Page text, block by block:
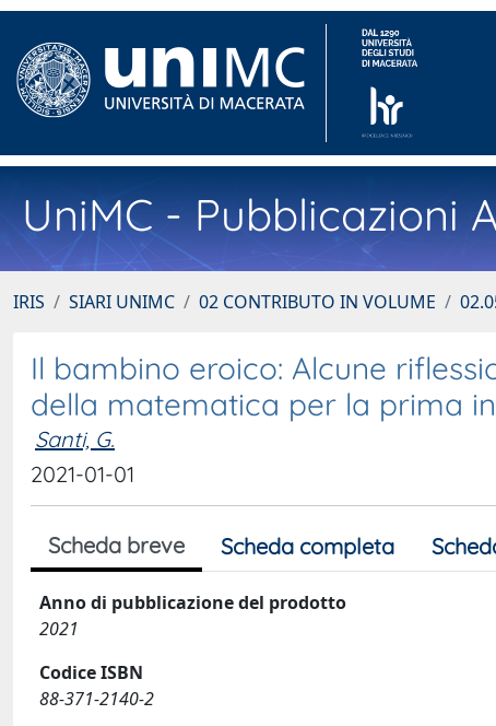
UniMC - Pubblicazioni
IRIS SIARI UNIMC 02 CONTRIBUTO IN VOLUME
Il bambino eroico: Alcune
della matematica per la prima
Santi, G.
2021-01-01
Scheda breve Scheda completa
Anno di pubblicazione del prodotto
2021
Codice ISBN
88-371-2140-2